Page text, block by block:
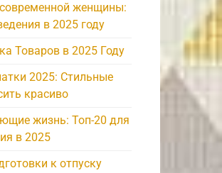
женщины:
в 2025 году
Товаров в 2025 Году
2025: Стильные
красиво
жизнь: Топ-20 для
в 2025
к отпуску